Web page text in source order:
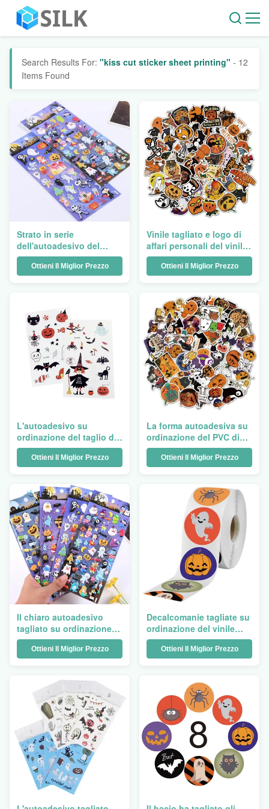
Search Results For: "kiss cut sticker sheet printing" - 12
Items Found
Strato in serie
dell'autoadesivo del
taglio di bacio che
stampa il vinile tagliato
Ottieni Il Miglior Prezzo
Vinile tagliato e logo di
affari personali del vinile
della stampa dello strato
dell'autoadesivo del
Ottieni Il Miglior Prezzo
L'autoadesivo su
ordinazione del taglio di
bacio riveste i piccoli
autoadesivi tagliati
fumetto
Ottieni Il Miglior Prezzo
La forma autoadesiva su
ordinazione del PVC di
bacio del taglio dello
strato divertente
dell'autoadesivo
Ottieni Il Miglior Prezzo
Il chiaro autoadesivo
tagliato su ordinazione
identifica stampando A5
fumetto autoadesivo
Ottieni Il Miglior Prezzo
Decalcomanie tagliate su
ordinazione del vinile
della scimmia smontabile
animale dello strato
Ottieni Il Miglior Prezzo